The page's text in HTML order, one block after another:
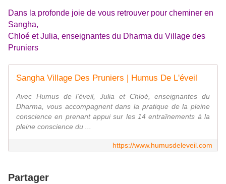
Dans la profonde joie de vous retrouver pour cheminer en
Sangha,
Chloé et Julia, enseignantes du Dharma du Village des
Pruniers
Sangha Village Des Pruniers | Humus De L'éveil
​Avec Humus de l'éveil, Julia et Chloé, enseignantes du
Dharma, vous accompagnent dans la pratique de la pleine
conscience en prenant appui sur les 14 entraînements à la
pleine conscience du ...
https://www.humusdeleveil.com
Partager